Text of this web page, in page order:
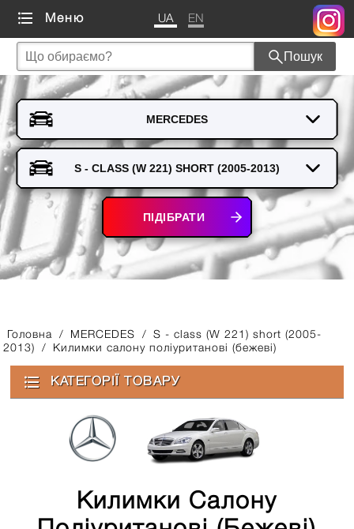
Меню UA EN
Пошук
ПІДІБРАТИ
Головна / MERCEDES / S - class (W 221) short (2005-
2013) / Килимки салону полiуритановi (бежеві)
КАТЕГОРІЇ ТОВАРУ
Килимки Салону